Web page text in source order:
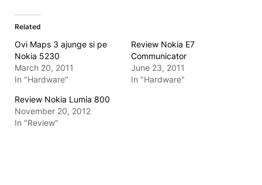
Related
Ovi Maps 3 ajunge si pe
Nokia 5230
March 20, 2011
In "Hardware"
Review Nokia E7
Communicator
June 23, 2011
In "Hardware"
Review Nokia Lumia 800
November 20, 2012
In "Review"